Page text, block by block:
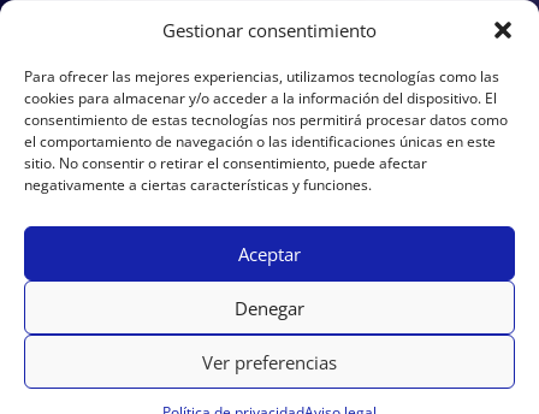
Gestionar consentimiento
Para ofrecer las mejores experiencias, utilizamos tecnologías como las
cookies para almacenar y/o acceder a la información del dispositivo. El
consentimiento de estas tecnologías nos permitirá procesar datos como
el comportamiento de navegación o las identificaciones únicas en este
sitio. No consentir o retirar el consentimiento, puede afectar
negativamente a ciertas características y funciones.
Aceptar
Denegar
Ver preferencias
¿Dónde estamos?
Cerca de Cheste (Valencia)
¡Ven a conocerme!
Contacta con nosotros para concertar tu cita